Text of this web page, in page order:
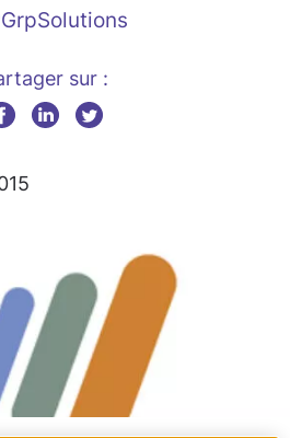
sur :